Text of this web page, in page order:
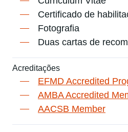
Certificado de
Fotografia
Duas cartas de
Acreditações
EFMD Accredited
AMBA Accredited
AACSB Member